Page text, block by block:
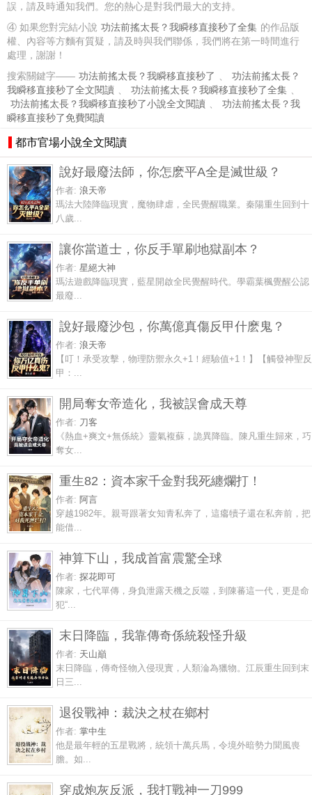
誤，請及時通知我們。您的熱心是對我們最大的支持。
④ 如果您對完結小說 功法前搖太長？我瞬移直接秒了全集 的作品版
權、內容等方麵有質疑，請及時與我們聯係，我們將在第一時間進行
處理，謝謝！
搜索關鍵字—— 功法前搖太長？我瞬移直接秒了 、
功法前搖太長？
我瞬移直接秒了全文閱讀 、 功法前搖太長？我瞬移直接秒了全集 、
功法前搖太長？我瞬移直接秒了小說全文閱讀 、
功法前搖太長？我
瞬移直接秒了免費閱讀
都市官場小說全文閱讀
說好最廢法師，你怎麽平A全是滅世級？
作者: 浪天帝
瑪法大陸降臨現實，魔物肆虐，全民覺醒職業。秦陽重生回到十
八歲...
讓你當道士，你反手單刷地獄副本？
作者: 星絕大神
瑪法遊戲降臨現實，藍星開啟全民覺醒時代。學霸葉楓覺醒公認
最廢...
說好最廢沙包，你萬億真傷反甲什麽鬼？
作者: 浪天帝
【叮！承受攻擊，物理防禦永久+1！經驗值+1！】【觸發神聖反
甲：...
開局奪女帝造化，我被誤會成天尊
作者: 刀客
《熱血+爽文+無係統》靈氣複蘇，詭異降臨。陳凡重生歸來，巧
奪女...
重生82：資本家千金對我死纏爛打！
作者: 阿言
穿越1982年。親哥跟著女知青私奔了，這癟犢子還在私奔前，把
能借...
神算下山，我成首富震驚全球
作者: 探花即可
陳家，七代單傳，身負泄露天機之反噬，到陳蕃這一代，更是命
犯“...
末日降臨，我靠傳奇係統殺怪升級
作者: 天山巔
末日降臨，傳奇怪物入侵現實，人類淪為獵物。江辰重生回到末
日三...
退役戰神：裁決之杖在鄉村
作者: 掌中生
他是最年輕的五星戰將，統領十萬兵馬，令境外暗勢力聞風喪
膽。如...
穿成炮灰反派，我打戰神一刀999